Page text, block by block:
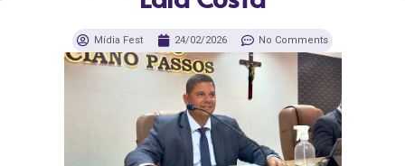
Mídia Fest 24/02/2026 No Comments